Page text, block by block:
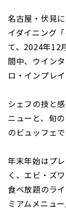
名古屋・伏見
イダイニング
て、2024年12
間中、ウイン
ロ・インプレ
シェフの技と
ニューと、旬
のビュッフェで
年末年始はプ
く、エビ・ズ
食べ放題のラ
ミアムメニュ